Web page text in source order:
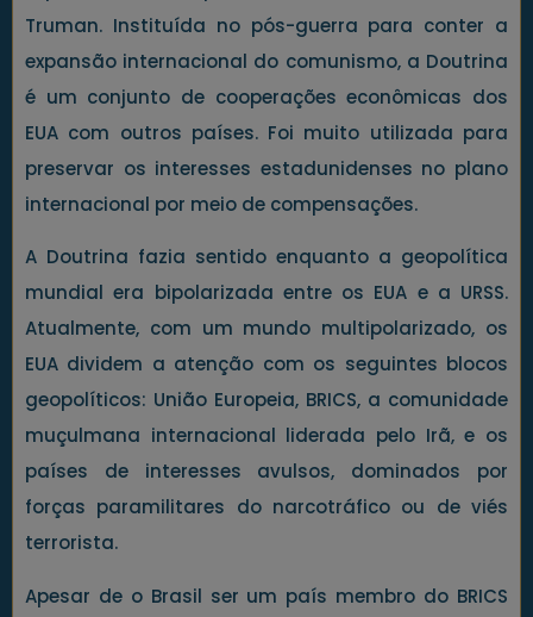
Truman. Instituída no pós-guerra para conter a
expansão internacional do comunismo, a Doutrina
é um conjunto de cooperações econômicas dos
EUA com outros países. Foi muito utilizada para
preservar os interesses estadunidenses no plano
internacional por meio de compensações.
A Doutrina fazia sentido enquanto a geopolítica
mundial era bipolarizada entre os EUA e a URSS.
Atualmente, com um mundo multipolarizado, os
EUA dividem a atenção com os seguintes blocos
geopolíticos: União Europeia, BRICS, a comunidade
muçulmana internacional liderada pelo Irã, e os
países de interesses avulsos, dominados por
forças paramilitares do narcotráfico ou de viés
terrorista.
Apesar de o Brasil ser um país membro do BRICS